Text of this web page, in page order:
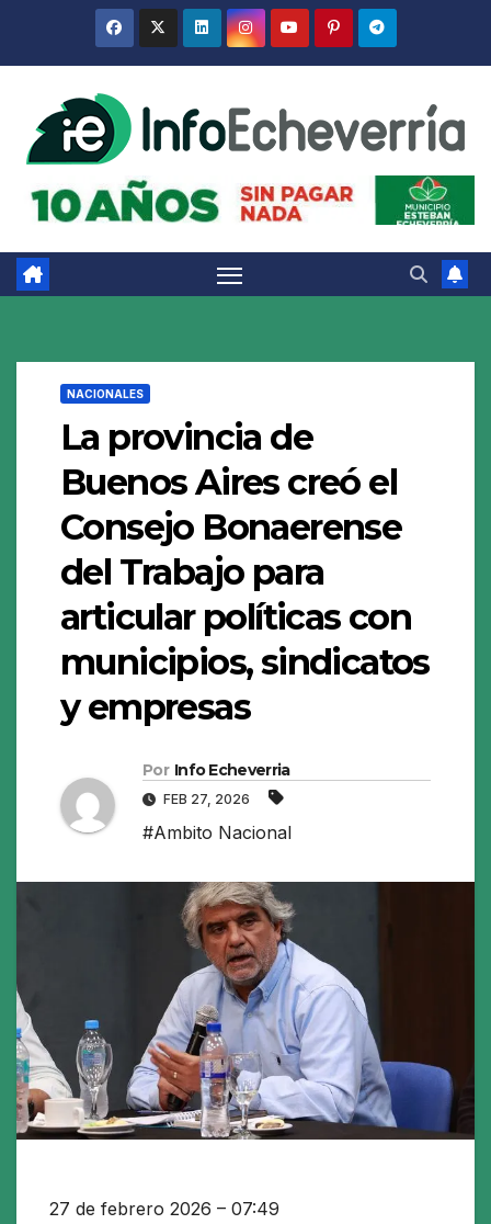
NACIONALES
La provincia de
Buenos Aires creó el
Consejo Bonaerense
del Trabajo para
articular políticas con
municipios, sindicatos
y empresas
Por Info Echeverria
FEB 27, 2026
#Ambito Nacional
27 de febrero 2026 – 07:49